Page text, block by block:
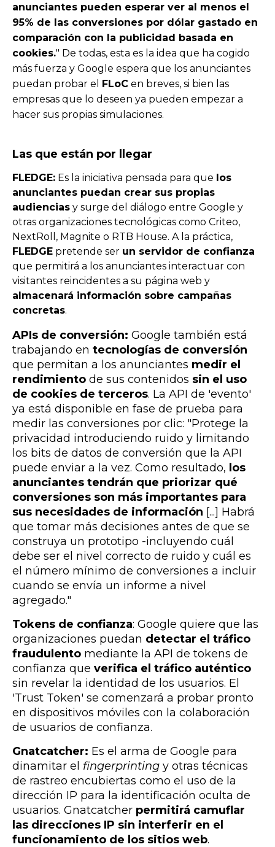
anunciantes pueden esperar ver al menos el
95% de las conversiones por dólar gastado en
comparación con la publicidad basada en
cookies." De todas, esta es la idea que ha cogido
más fuerza y Google espera que los anunciantes
puedan probar el FLoC en breves, si bien las
empresas que lo deseen ya pueden empezar a
hacer sus propias simulaciones.
Las que están por llegar
FLEDGE: Es la iniciativa pensada para que los
anunciantes puedan crear sus propias
audiencias y surge del diálogo entre Google y
otras organizaciones tecnológicas como Criteo,
NextRoll, Magnite o RTB House. A la práctica,
FLEDGE pretende ser un servidor de confianza
que permitirá a los anunciantes interactuar con
visitantes reincidentes a su página web y
almacenará información sobre campañas
concretas.
APIs de conversión: Google también está
trabajando en tecnologías de conversión
que permitan a los anunciantes medir el
rendimiento de sus contenidos sin el uso
de cookies de terceros. La API de 'evento'
ya está disponible en fase de prueba para
medir las conversiones por clic: "Protege la
privacidad introduciendo ruido y limitando
los bits de datos de conversión que la API
puede enviar a la vez. Como resultado, los
anunciantes tendrán que priorizar qué
conversiones son más importantes para
sus necesidades de información [...] Habrá
que tomar más decisiones antes de que se
construya un prototipo -incluyendo cuál
debe ser el nivel correcto de ruido y cuál es
el número mínimo de conversiones a incluir
cuando se envía un informe a nivel
agregado."
Tokens de confianza: Google quiere que las
organizaciones puedan detectar el tráfico
fraudulento mediante la API de tokens de
confianza que verifica el tráfico auténtico
sin revelar la identidad de los usuarios. El
'Trust Token' se comenzará a probar pronto
en dispositivos móviles con la colaboración
de usuarios de confianza.
Gnatcatcher: Es el arma de Google para
dinamitar el fingerprinting y otras técnicas
de rastreo encubiertas como el uso de la
dirección IP para la identificación oculta de
usuarios. Gnatcatcher permitirá camuflar
las direcciones IP sin interferir en el
funcionamiento de los sitios web.